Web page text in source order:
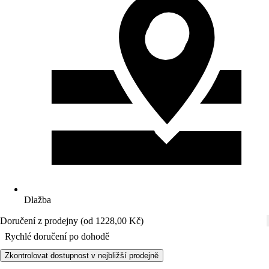
Dlažba
Doručení z prodejny (od 1228,00 Kč)
Rychlé doručení po dohodě
Zkontrolovat dostupnost v nejbližší prodejně